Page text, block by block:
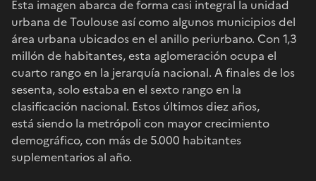
Esta imagen abarca de forma casi integral la unidad
urbana de Toulouse así como algunos municipios del
área urbana ubicados en el anillo periurbano. Con 1,3
millón de habitantes, esta aglomeración ocupa el
cuarto rango en la jerarquía nacional. A finales de los
sesenta, solo estaba en el sexto rango en la
clasificación nacional. Estos últimos diez años,
está siendo la metrópoli con mayor crecimiento
demográfico, con más de 5.000 habitantes
suplementarios al año.